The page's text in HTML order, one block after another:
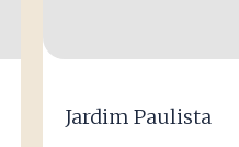
Jardim Paulista